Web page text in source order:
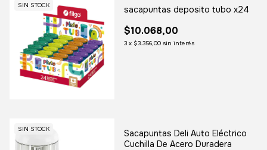
SIN STOCK sacapuntas deposito tubo x24
$10.068,00
3 x $3.356,00 sin interés
SIN STOCK
Sacapuntas Deli Auto Eléctrico
Cuchilla De Acero Duradera